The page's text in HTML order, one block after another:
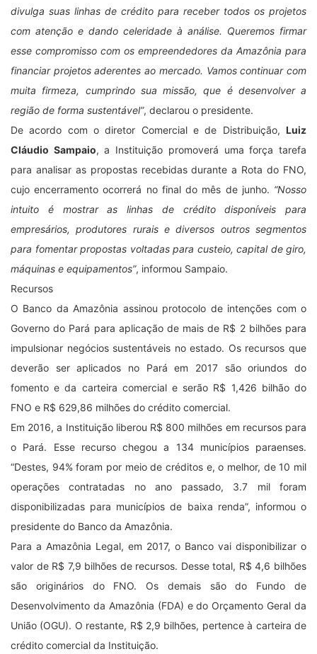
divulga suas linhas de crédito para receber todos os projetos
com atenção e dando celeridade à análise. Queremos firmar
esse compromisso com os empreendedores da Amazônia para
financiar projetos aderentes ao mercado. Vamos continuar com
muita firmeza, cumprindo sua missão, que é desenvolver a
região de forma sustentável”, declarou o presidente.
De acordo com o diretor Comercial e de Distribuição, Luiz
Cláudio Sampaio, a Instituição promoverá uma força tarefa
para analisar as propostas recebidas durante a Rota do FNO,
cujo encerramento ocorrerá no final do mês de junho. “Nosso
intuito é mostrar as linhas de crédito disponíveis para
empresários, produtores rurais e diversos outros segmentos
para fomentar propostas voltadas para custeio, capital de giro,
máquinas e equipamentos”, informou Sampaio.
Recursos
O Banco da Amazônia assinou protocolo de intenções com o
Governo do Pará para aplicação de mais de R$ 2 bilhões para
impulsionar negócios sustentáveis no estado. Os recursos que
deverão ser aplicados no Pará em 2017 são oriundos do
fomento e da carteira comercial e serão R$ 1,426 bilhão do
FNO e R$ 629,86 milhões do crédito comercial.
Em 2016, a Instituição liberou R$ 800 milhões em recursos para
o Pará. Esse recurso chegou a 134 municípios paraenses.
“Destes, 94% foram por meio de créditos e, o melhor, de 10 mil
operações contratadas no ano passado, 3.7 mil foram
disponibilizadas para municípios de baixa renda”, informou o
presidente do Banco da Amazônia.
Para a Amazônia Legal, em 2017, o Banco vai disponibilizar o
valor de R$ 7,9 bilhões de recursos. Desse total, R$ 4,6 bilhões
são originários do FNO. Os demais são do Fundo de
Desenvolvimento da Amazônia (FDA) e do Orçamento Geral da
União (OGU). O restante, R$ 2,9 bilhões, pertence à carteira de
crédito comercial da Instituição.